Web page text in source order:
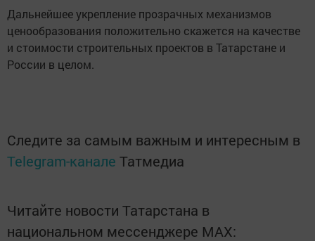
Дальнейшее укрепление прозрачных механизмов
ценообразования положительно скажется на качестве
и стоимости строительных проектов в Татарстане и
России в целом.
Следите за самым важным и интересным в
Telegram-канале Татмедиа
Читайте новости Татарстана в
национальном мессенджере MАХ: